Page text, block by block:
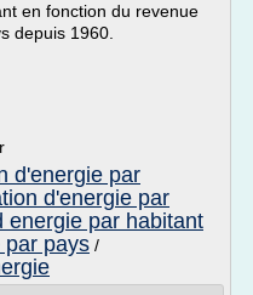
en fonction du revenue
depuis 1960.
d'energie par
d'energie par
energie par habitant
par pays /